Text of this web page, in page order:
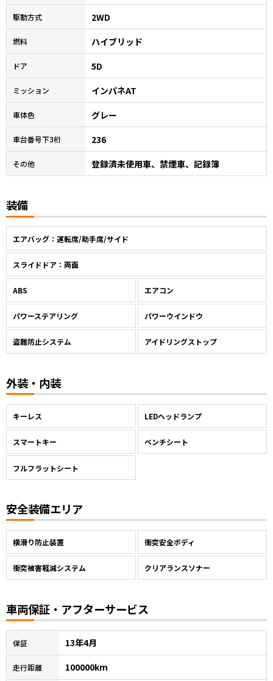
駆動方式 2WD
燃料 ハイブリッド
ドア 5D
ミッション インパネAT
車体色 グレー
車台番号下3桁 236
その他 登録済未使用車、禁煙車、記録簿
装備
エアバッグ：運転席/助手席/サイド
スライドドア：両面
ABS エアコン
パワーステアリング パワーウインドウ
盗難防止システム アイドリングストップ
外装・内装
キーレス LEDヘッドランプ
スマートキー ベンチシート
フルフラットシート
安全装備エリア
横滑り防止装置 衝突安全ボディ
衝突被害軽減システム クリアランスソナー
車両保証・アフターサービス
保証 13年4月
走行距離 100000km